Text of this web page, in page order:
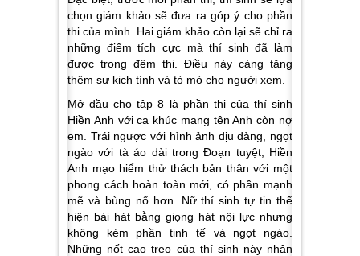
chọn giám khảo sẽ đưa ra góp ý cho phần
thi của mình. Hai giám khảo còn lại sẽ chỉ ra
những điểm tích cực mà thí sinh đã làm
được trong đêm thi. Điều này càng tăng
thêm sự kịch tính và tò mò cho người xem.
Mở đầu cho tập 8 là phần thi của thí sinh
Hiền Anh với ca khúc mang tên Anh còn nợ
em. Trái ngược với hình ảnh dịu dàng, ngọt
ngào với tà áo dài trong Đoạn tuyệt, Hiền
Anh mạo hiểm thử thách bản thân với một
phong cách hoàn toàn mới, có phần mạnh
mẽ và bùng nổ hơn. Nữ thí sinh tự tin thể
hiện bài hát bằng giọng hát nội lực nhưng
không kém phần tinh tế và ngọt ngào.
Những nốt cao treo của thí sinh này nhận